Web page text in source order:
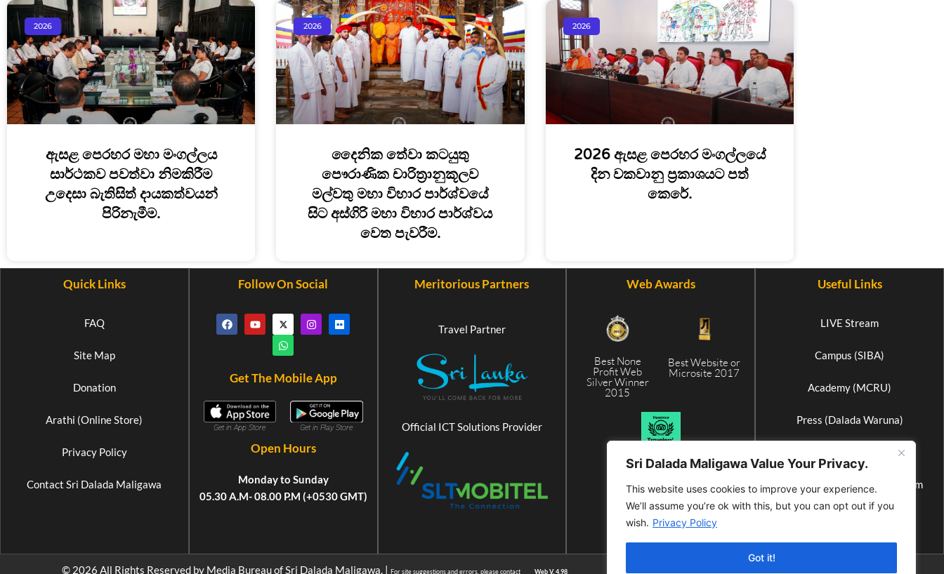
Sri Dalada Maligawa Value Your Privacy.
This website uses cookies to improve your experience.
We’ll assume you’re ok with this, but you can opt out if you
wish. Privacy Policy
Got it!
2026
ඇසළ පෙරහර මහා මංගල්ලය
සාර්ථකව පවත්වා නිමකිරීම
උදෙසා බැතිසිත් දායකත්වයන්
පිරිනැමීම.
2026
දෛනික තේවා කටයුතු
පෞරාණික චාරිත්‍රානුකූලව
මල්වතු මහා විහාර පාර්ශ්වයේ
සිට අස්ගිරි මහා විහාර පාර්ශ්වය
වෙත පැවරීම.
2026
2026 ඇසළ පෙරහර මංගල්ලයේ
දින වකවානු ප්‍රකාශයට පත්
කෙරේ.
Quick Links
FAQ
Site Map
Donation
Arathi (Online Store)
Privacy Policy
Contact Sri Dalada Maligawa
Follow On Social
Get The Mobile App
Get in App Store Get in Play Store
Open Hours
Monday to Sunday
05.30 A.M- 08.00 P.M (+0530 GMT)
Meritorious Partners
Travel Partner
Official ICT Solutions Provider
Web Awards
Best None
Profit Web
Silver Winner
2015
Best Website or
Microsite 2017
Useful Links
LIVE Stream
Campus (SIBA)
Academy (MCRU)
Press (Dalada Waruna)
Elephant Home (Athgala)
International Buddhist Museum
© 2026 All Rights Reserved by Media Bureau of Sri Dalada Maligawa. | For site suggestions and errors, please contact Web V. 4.98